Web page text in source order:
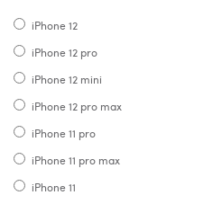
iPhone 12
iPhone 12 pro
iPhone 12 mini
iPhone 12 pro max
iPhone 11 pro
iPhone 11 pro max
iPhone 11